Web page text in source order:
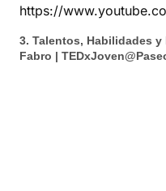
https://
3. Talentos, Habilidades
Fabro |